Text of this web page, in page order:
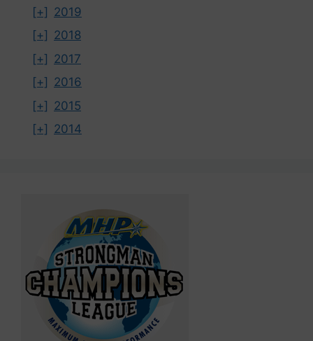
[+] 2019
[+] 2018
[+] 2017
[+] 2016
[+] 2015
[+] 2014